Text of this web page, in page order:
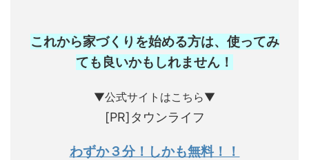
これから家づくりを始める方は、使ってみ
ても良いかもしれません ！
▼公式サイトはこちら▼
[PR]タウンライフ
わずか３分！しかも無料！！